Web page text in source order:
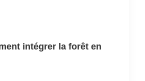
intégrer la forêt en